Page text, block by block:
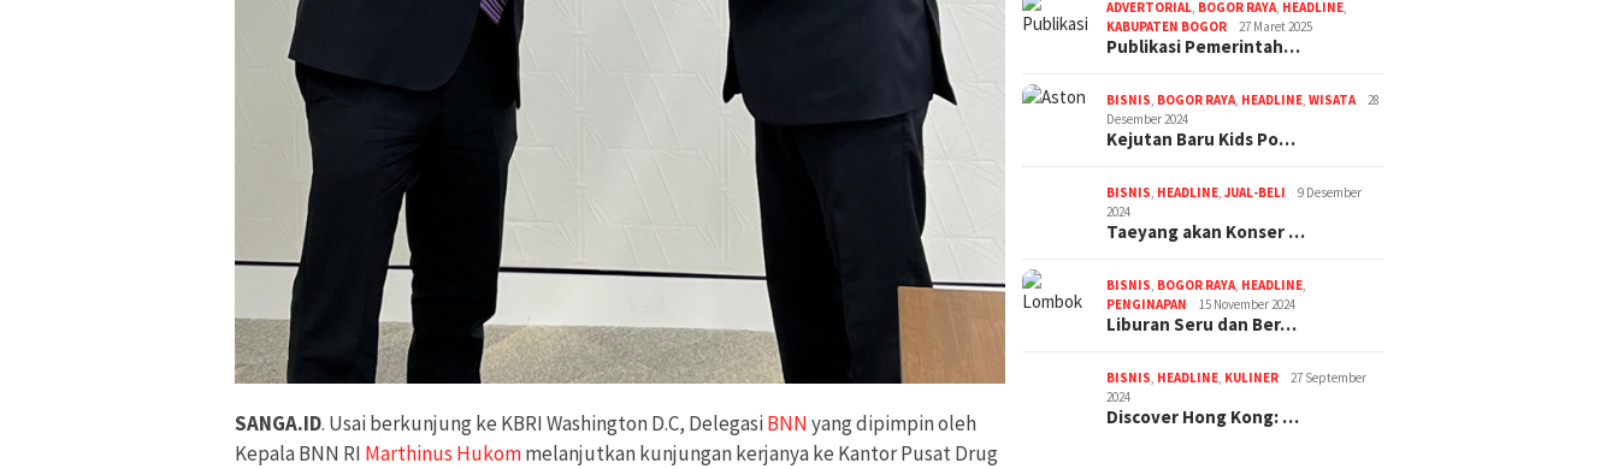
SANGA.ID. Usai berkunjung ke KBRI Washington D.C, DelegasiBNNyang dipimpin oleh
Kepala BNN RI Marthinus Hukommelanjutkan kunjungan kerjanya ke Kantor Pusat Drug
ADVERTORIAL, BOGOR RAYA, HEADLINE,
KABUPATEN BOGOR
27 Maret 2025
Publikasi Pemerintah…
BISNIS, BOGOR RAYA, HEADLINE,WISATA
28
Desember 2024
Kejutan Baru Kids Po…
BISNIS, HEADLINE,JUAL-BELI
9 Desember
2024
Taeyang akan Konser …
BISNIS, BOGOR RAYA, HEADLINE,
PENGINAPAN
15 November 2024
Liburan Seru dan Ber…
BISNIS, HEADLINE, KULINER
27 September
2024
Discover Hong Kong: …